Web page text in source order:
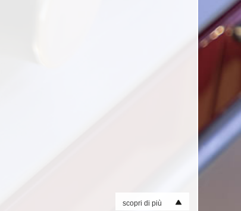
scopri di più